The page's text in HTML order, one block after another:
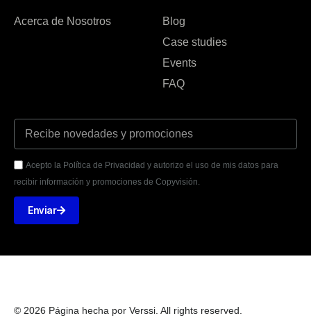
Acerca de Nosotros
Blog
Case studies
Events
FAQ
Acepto la Política de Privacidad y autorizo el uso de mis datos para
recibir información y promociones de Copyvisión.
Enviar
© 2026 Página hecha por Verssi. All rights reserved.